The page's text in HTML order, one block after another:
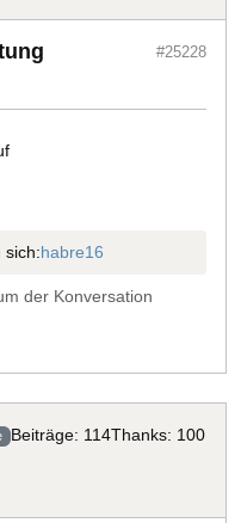
#25228
sich:habre16
der Konversation
Beiträge: 114Thanks: 100